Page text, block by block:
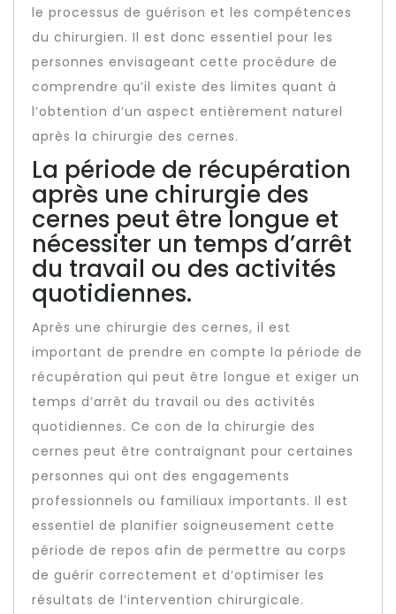
le processus de guérison et les compétences
du chirurgien. Il est donc essentiel pour les
personnes envisageant cette procédure de
comprendre qu’il existe des limites quant à
l’obtention d’un aspect entièrement naturel
après la chirurgie des cernes.
La période de récupération
après une chirurgie des
cernes peut être longue et
nécessiter un temps d’arrêt
du travail ou des activités
quotidiennes.
Après une chirurgie des cernes, il est
important de prendre en compte la période de
récupération qui peut être longue et exiger un
temps d’arrêt du travail ou des activités
quotidiennes. Ce con de la chirurgie des
cernes peut être contraignant pour certaines
personnes qui ont des engagements
professionnels ou familiaux importants. Il est
essentiel de planifier soigneusement cette
période de repos afin de permettre au corps
de guérir correctement et d’optimiser les
résultats de l’intervention chirurgicale.